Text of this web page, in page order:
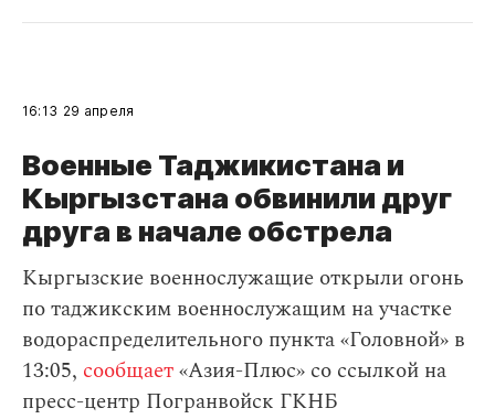
16:13 29 апреля
Военные Таджикистана и
Кыргызстана обвинили друг
друга в начале обстрела
Кыргызские военнослужащие открыли огонь
по таджикским военнослужащим на участке
водораспределительного пункта «Головной» в
13:05, сообщает«Азия-Плюс» со ссылкой на
пресс-центр Погранвойск ГКНБ